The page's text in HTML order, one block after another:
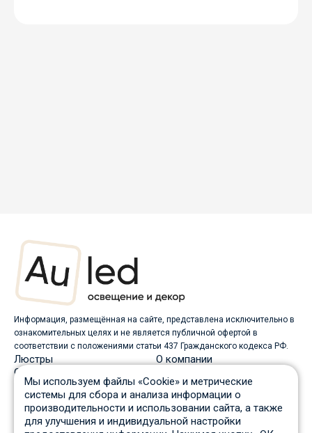
Информация, размещённая на сайте, представлена исключительно в
ознакомительных целях и не является публичной офертой в
соответствии с положениями статьи 437 Гражданского кодекса РФ.
Люстры
О компании
Светильники
Бра
Оплата
Торшеры
Скидки
Споты
Вопрос-ответ
Настольные лампы
Гарантия и возврат
Мы используем файлы «Cookie» и метрические
системы для сбора и анализа информации о
производительности и использовании сайта, а также
для улучшения и индивидуальной настройки